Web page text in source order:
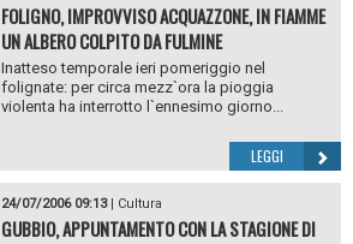
FOLIGNO, IMPROVVISO ACQUAZZONE, IN FIAMME
UN ALBERO COLPITO DA FULMINE
Inatteso temporale ieri pomeriggio nel
folignate: per circa mezz`ora la pioggia
violenta ha interrotto l`ennesimo giorno...
LEGGI
24/07/2006 09:13| Cultura
GUBBIO, APPUNTAMENTO CON LA STAGIONE DI